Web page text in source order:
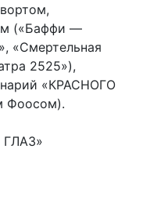
(«Баффи —
«Смертельная
2525»),
«КРАСНОГО
Фоосом).